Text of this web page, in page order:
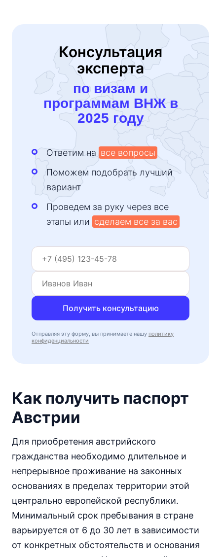
Консультация
эксперта
по визам и
программам ВНЖ в
2025 году
Ответим на все вопросы
Поможем подобрать лучший
вариант
Проведем за руку через все
этапы или сделаем все за вас
Получить консультацию
Отправляя эту форму, вы принимаете нашу политику
конфиденциальности
Как получить паспорт
Австрии
Для приобретения австрийского
гражданства необходимо длительное и
непрерывное проживание на законных
основаниях в пределах территории этой
центрально европейской республики.
Минимальный срок пребывания в стране
варьируется от 6 до 30 лет в зависимости
от конкретных обстоятельств и основания